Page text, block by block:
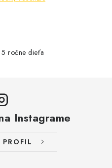
ročne dieťa
Instagrame